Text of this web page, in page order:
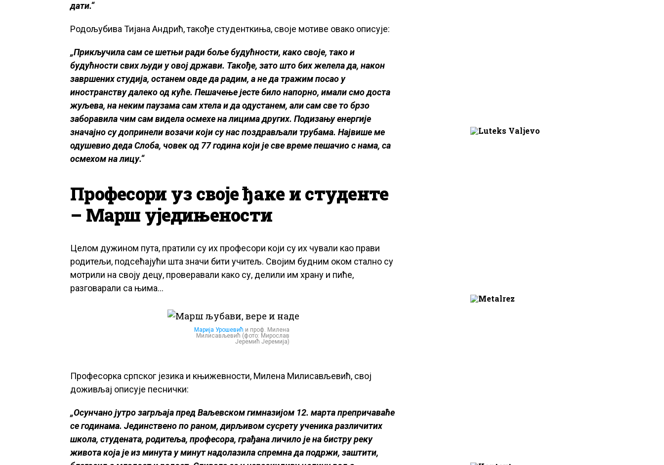
дати.“
Родољубива Тијана Андрић, такође студенткиња, своје мотиве овако описује:
„Прикључила сам се шетњи ради боље будућности, како своје, тако и
будућности свих људи у овој држави. Такође, зато што бих желела да, након
завршених студија, останем овде да радим, а не да тражим посао у
иностранству далеко од куће. Пешачење јесте било напорно, имали смо доста
жуљева, на неким паузама сам хтела и да одустанем, али сам све то брзо
заборавила чим сам видела осмехе на лицима других. Подизању енергије
значајно су допринели возачи који су нас поздрављали трубама. Највише ме
одушевио деда Слоба, човек од 77 година који је све време пешачио с нама, са
осмехом на лицу.“
Професори уз своје ђаке и студенте
– Марш уједињености
Целом дужином пута, пратили су их професори који су их чували као прави
родитељи, подсећајући шта значи бити учитељ. Својим будним оком стално су
мотрили на своју децу, проверавали како су, делили им храну и пиће,
разговарали са њима…
Марија Урошевић и проф. Милена
Милисављевић (фото: Мирослав
Јеремић Јеремија)
Професорка српског језика и књижевности, Милена Милисављевић, свој
доживљај описује песнички:
„Осунчано јутро загрљаја пред Ваљевском гимназијом 12. марта препричаваће
се годинама. Јединствено по раном, дирљивом сусрету ученика различитих
школа, студената, родитеља, професора, грађана личило је на бистру реку
живота која је из минута у минут надолазила спремна да подржи, заштити,